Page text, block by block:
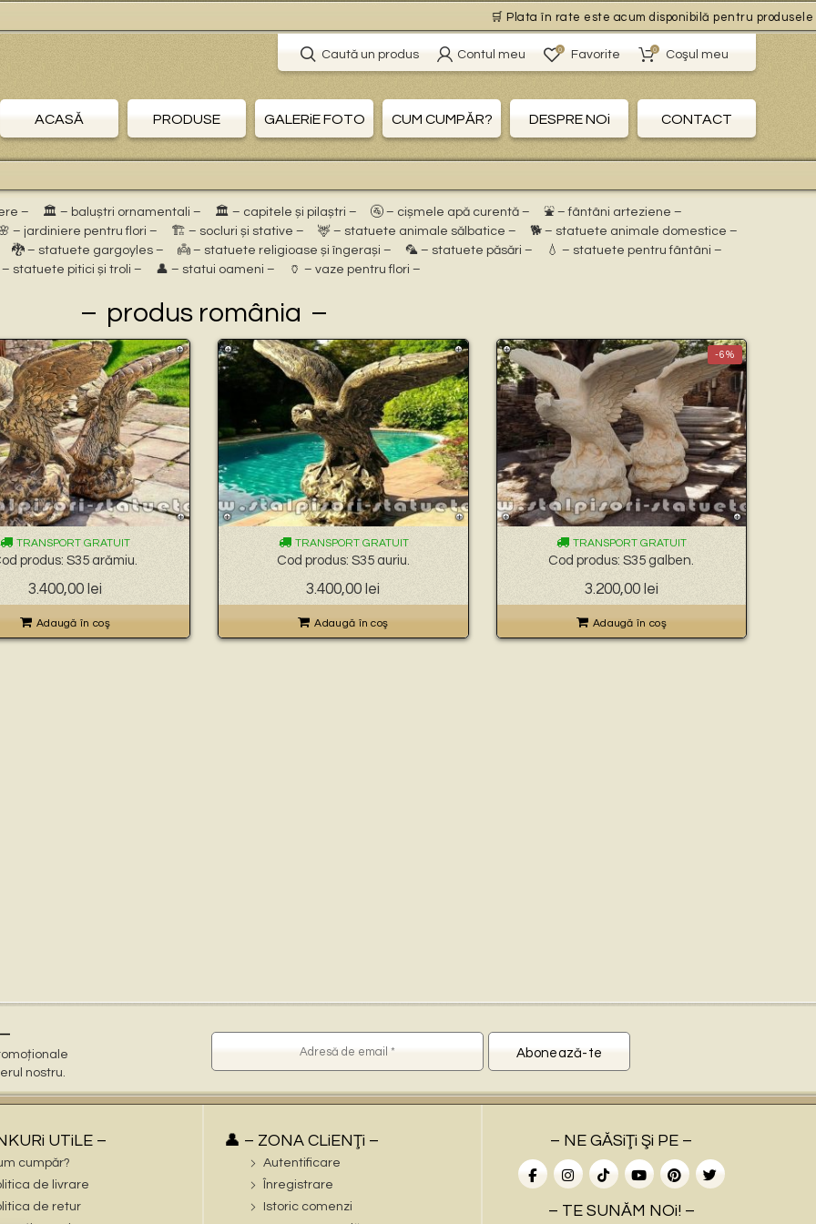
🛒 Plata în rate este acum disponibilă pentru produsele cu
Caută un produs Contul meu 0 Favorite 0 Coşul meu
ACASĂ PRODUSE GALERiE FOTO CUM CUMPĂR? DESPRE NOi CONTACT
– 🏛 – baluștri ornamentali – 🏛 – capitele și pilaștri – 🚰 – cișmele apă curentă –
⛲ – fântâni arteziene –
– jardiniere pentru flori – 🏗 – socluri și stative – 🦌 – statuete animale sălbatice –
🐕 – statuete animale domestice –
🐉 – statuete gargoyles – 👼 – statuete religioase și îngerași – 🦜 – statuete păsări –
💧 – statuete pentru fântâni –
– statuete pitici și troli –
👤 – statui oameni – 🏺 – vaze pentru flori –
produs românia
TRANSPORT GRATUIT
produs: S35 arămiu.
3.400,00 lei
Adaugă în coş
TRANSPORT GRATUIT
Cod produs: S35 auriu.
3.400,00 lei
Adaugă în coş
-6%
TRANSPORT GRATUIT
Cod produs: S35 galben.
Prețul
inițial
a
fost:
3.200,00 leiPrețul
curent
este:
3.200,00 lei.
Adaugă în coş
nostru.
UTiLE –
cumpăr?
de livrare
de retur
👤 – ZONA CLiENŢi –
Autentificare
Înregistrare
Istoric comenzi
– NE GĂSiŢi Şi PE –
– TE SUNĂM NOi! –